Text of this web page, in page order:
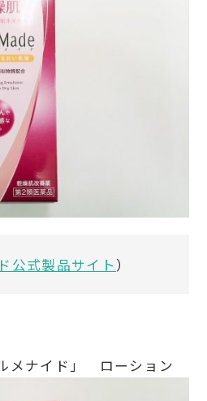
公式製品サイト ）
メナイド」 ローション